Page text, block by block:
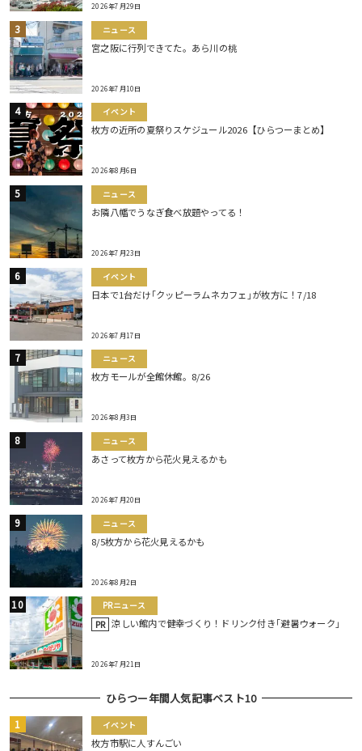
2026年7月29日
ニュース
宮之阪に行列できてた。あら川の桃
2026年7月10日
イベント
枚方の近所の夏祭りスケジュール2026【ひらつーまとめ】
2026年8月6日
ニュース
お隣八幡でうなぎ食べ放題やってる！
2026年7月23日
イベント
日本で1台だけ｢クッピーラムネカフェ｣が枚方に！7/18
2026年7月17日
ニュース
枚方モールが全館休館。8/26
2026年8月3日
ニュース
あさって枚方から花火見えるかも
2026年7月20日
ニュース
8/5枚方から花火見えるかも
2026年8月2日
PRニュース
PR 涼しい館内で健幸づくり！ドリンク付き｢避暑ウォーク｣
2026年7月21日
ひらつー年間人気記事ベスト10
イベント
枚方市駅に人すんごい